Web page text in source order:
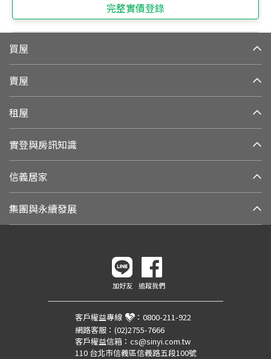
完整實價登錄
買屋
賣屋
租屋
實登與房訊知識
信義居家
集團與永續發展
加好友 追蹤我們
客戶權益專線 ： 0800-211-922
網路客服： (02)2755-7666
客戶權益信箱： cs@sinyi.com.tw
110 台北市信義區信義路五段100號